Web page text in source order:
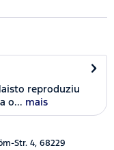
reproduziu
o... mais
Str. 4, 68229